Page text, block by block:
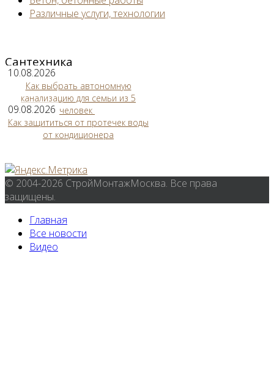
Различные услуги, технологии
Сантехника
10.08.2026
Как выбрать автономную
канализацию для семьи из 5
человек
09.08.2026
Как защититься от протечек воды
от кондиционера
© 2004-2026 СтройМонтажМосква. Все права
защищены.
Главная
Все новости
Видео